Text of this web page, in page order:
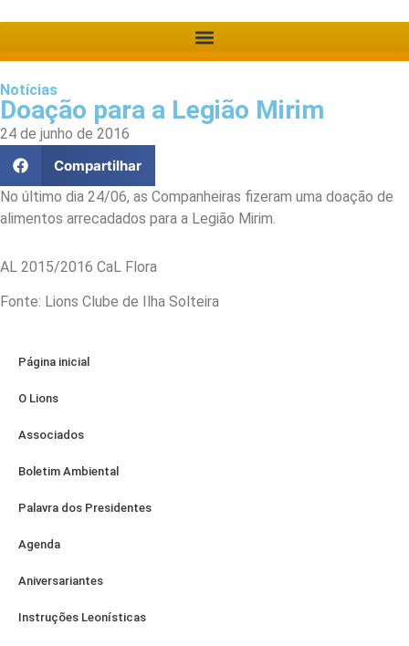
Notícias
Doação para a Legião Mirim
24 de junho de 2016
Compartilhar
No último dia 24/06, as Companheiras fizeram uma doação de
alimentos arrecadados para a Legião Mirim.
AL 2015/2016 CaL Flora
Fonte: Lions Clube de Ilha Solteira
Página inicial
O Lions
Associados
Boletim Ambiental
Palavra dos Presidentes
Agenda
Aniversariantes
Instruções Leonísticas